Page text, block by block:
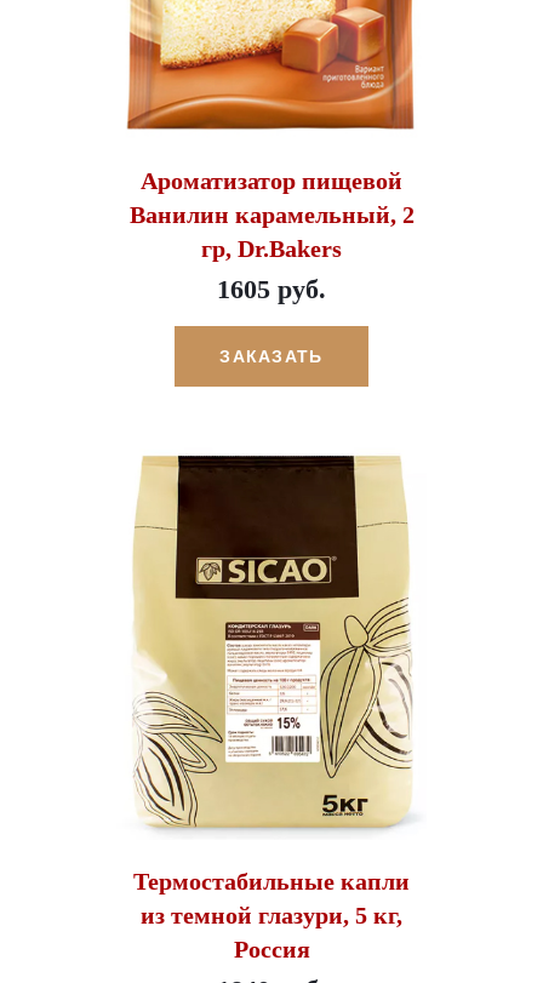
Ароматизатор пищевой
Ванилин карамельный, 2
гр, Dr.Bakers
1605 руб.
ЗАКАЗАТЬ
Термостабильные капли
из темной глазури, 5 кг,
Россия